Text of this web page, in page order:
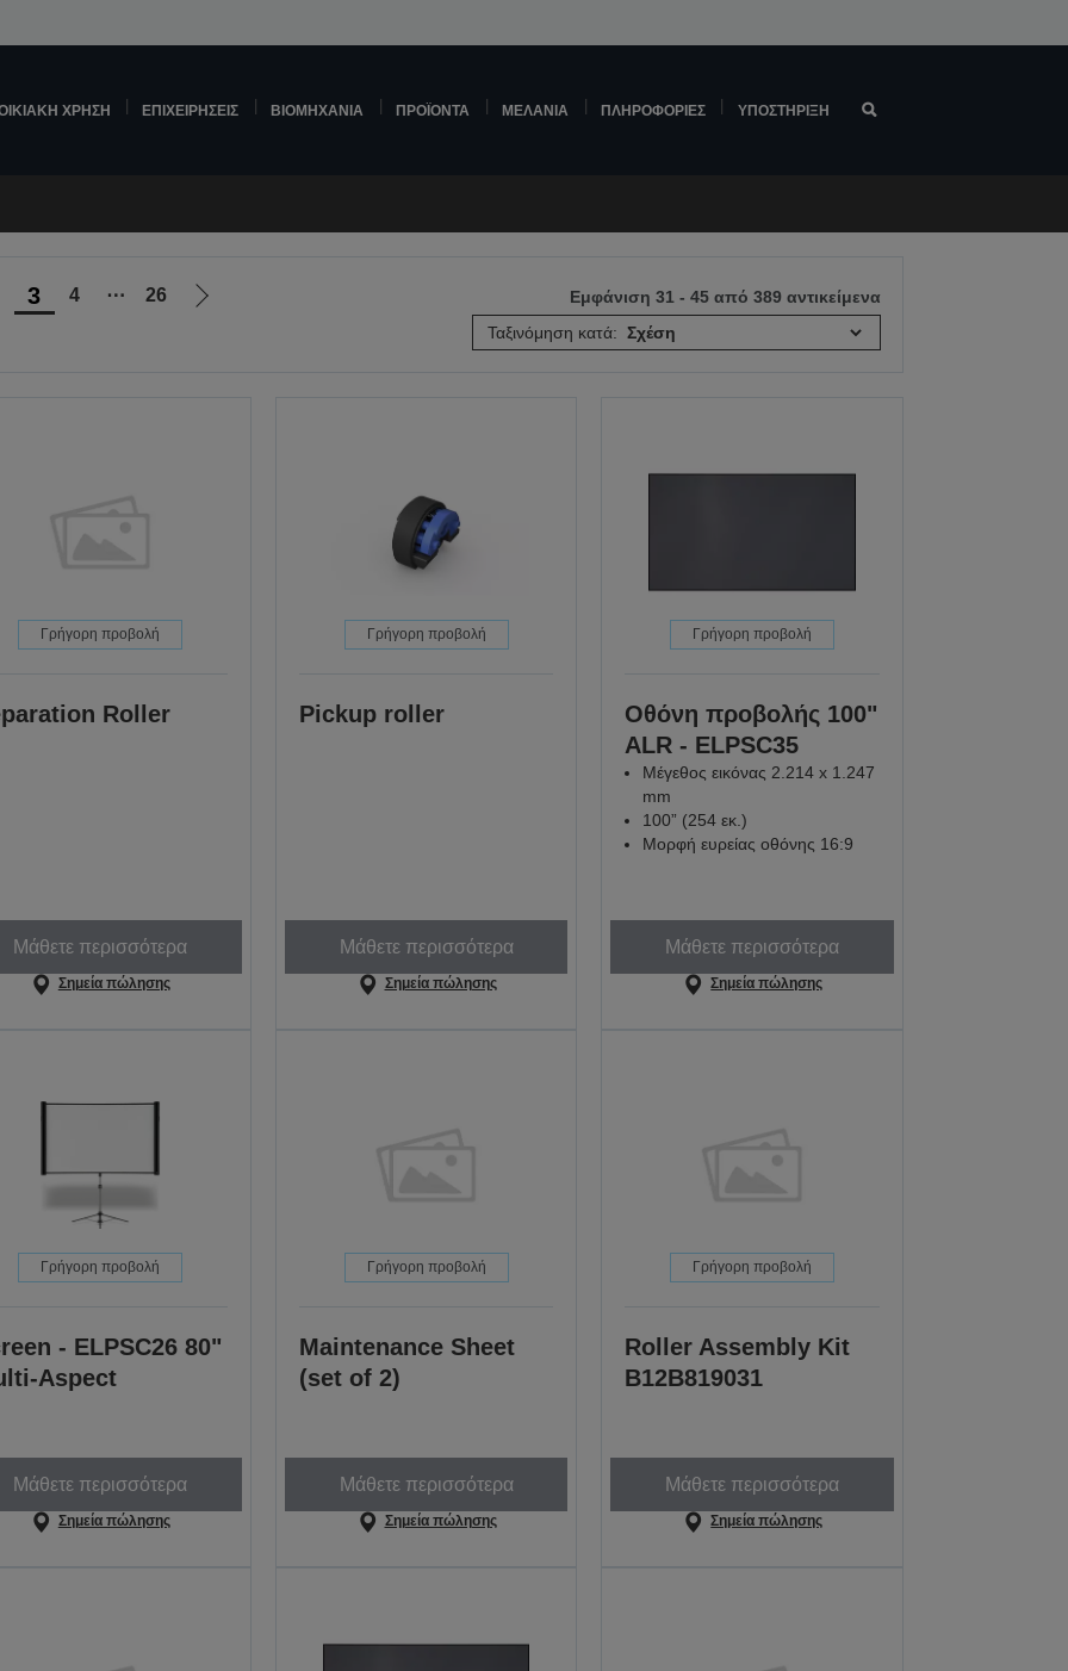
ΧΡΉΣΗ ΕΠΙΧΕΙΡΉΣΕΙΣ ΒΙΟΜΗΧΑΝΊΑ ΠΡΟΪΌΝΤΑ ΜΕΛΆΝΙΑ ΠΛΗΡΟΦΟΡΊΕΣ ΥΠΟΣΤΉΡΙΞΗ
3 4 ⋯ 26
Μετάβαση
Εμφάνιση 31 - 45 από 389 αντικείμενα
Ταξινόμηση κατά:
Γρήγορη προβολή
Roller
Μάθετε περισσότερα
Σημεία πώλησης
Γρήγορη προβολή
Pickup roller
Μάθετε περισσότερα
Σημεία πώλησης
Γρήγορη προβολή
Οθόνη προβολής 100"
ALR - ELPSC35
Μέγεθος εικόνας 2.214 x 1.247
mm
100” (254 εκ.)
Μορφή ευρείας οθόνης 16:9
Μάθετε περισσότερα
Σημεία πώλησης
Γρήγορη προβολή
- ELPSC26 80"
Aspect
Μάθετε περισσότερα
Σημεία πώλησης
Γρήγορη προβολή
Maintenance Sheet
(set of 2)
Μάθετε περισσότερα
Σημεία πώλησης
Γρήγορη προβολή
Roller Assembly Kit
B12B819031
Μάθετε περισσότερα
Σημεία πώλησης